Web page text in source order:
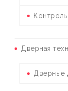
Дверная
Дверные